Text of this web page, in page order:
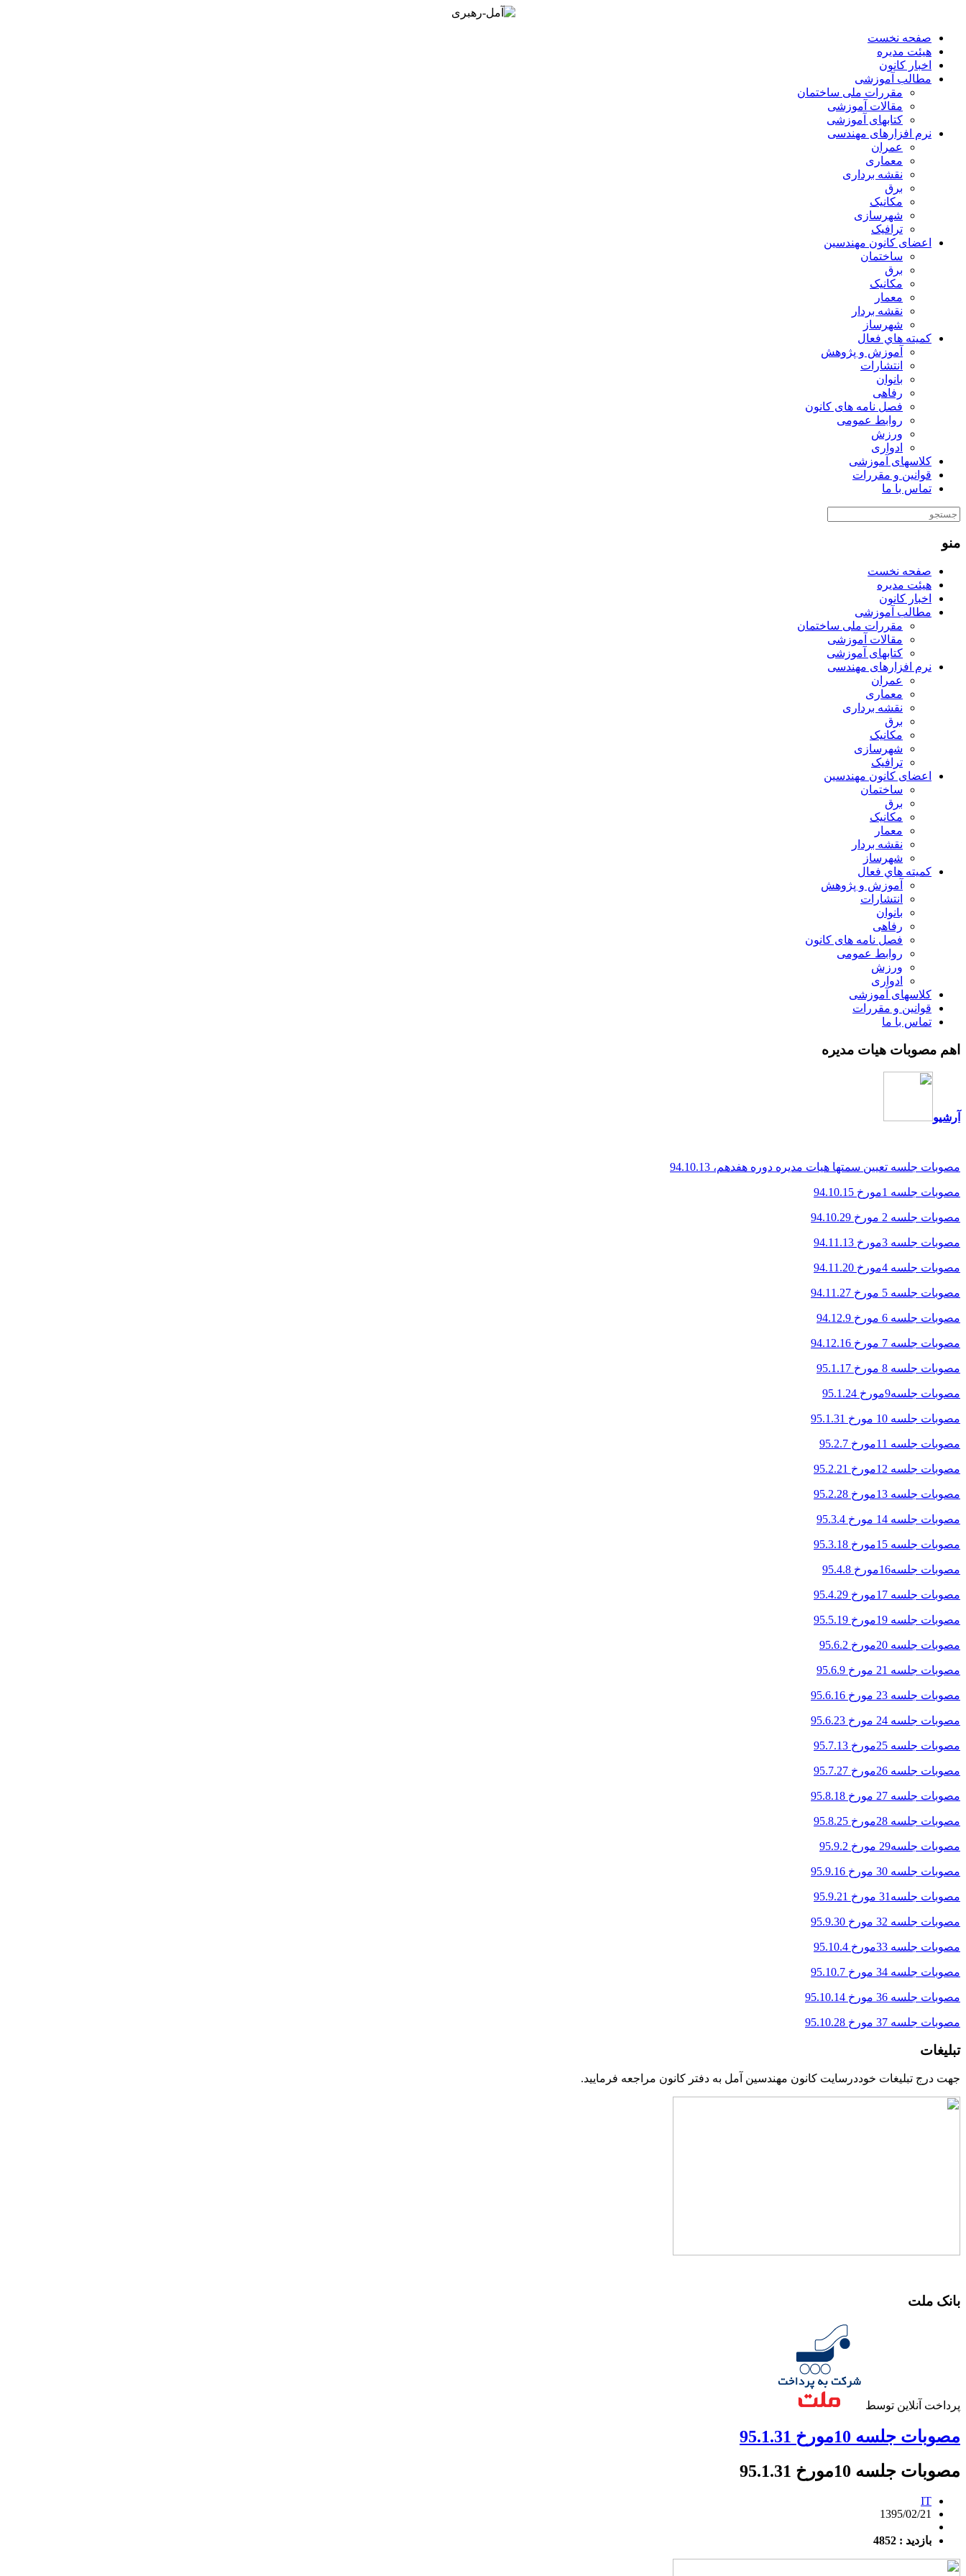
صفحه نخست
هیئت مدیره
اخبار کانون
مطالب آموزشی
مقررات ملی ساختمان
مقالات آموزشی
کتابهای آموزشی
نرم افزارهای مهندسی
عمران
معماری
نقشه برداری
برق
مکانیک
شهرسازی
ترافیک
اعضای کانون مهندسین
ساختمان
برق
مکانیک
معمار
نقشه بردار
شهرساز
كميته هاي فعال
آموزش و پژوهش
انتشارات
بانوان
رفاهی
فصل نامه های کانون
روابط عمومی
ورزش
ادواری
کلاسهای آموزشی
قوانین و مقررات
تماس با ما
منو
صفحه نخست
هیئت مدیره
اخبار کانون
مطالب آموزشی
مقررات ملی ساختمان
مقالات آموزشی
کتابهای آموزشی
نرم افزارهای مهندسی
عمران
معماری
نقشه برداری
برق
مکانیک
شهرسازی
ترافیک
اعضای کانون مهندسین
ساختمان
برق
مکانیک
معمار
نقشه بردار
شهرساز
كميته هاي فعال
آموزش و پژوهش
انتشارات
بانوان
رفاهی
فصل نامه های کانون
روابط عمومی
ورزش
ادواری
کلاسهای آموزشی
قوانین و مقررات
تماس با ما
اهم مصوبات هیات مدیره
آرشیو
مصوبات جلسه تعیین سمتها هیات مدیره دوره هفدهم، 94.10.13
مصوبات جلسه 1مورخ 94.10.15
مصوبات جلسه 2 مورخ 94.10.29
مصوبات جلسه 3مورخ 94.11.13
مصوبات جلسه 4مورخ 94.11.20
مصوبات جلسه 5 مورخ 94.11.27
مصوبات جلسه 6 مورخ 94.12.9
مصوبات جلسه 7 مورخ 94.12.16
مصوبات جلسه 8 مورخ 95.1.17
مصوبات جلسه9مورخ 95.1.24
مصوبات جلسه 10 مورخ 95.1.31
مصوبات جلسه 11مورخ 95.2.7
مصوبات جلسه 12مورخ 95.2.21
مصوبات جلسه 13مورخ 95.2.28
مصوبات جلسه 14 مورخ 95.3.4
مصوبات جلسه 15مورخ 95.3.18
مصوبات جلسه16مورخ 95.4.8
مصوبات جلسه 17مورخ 95.4.29
مصوبات جلسه 19مورخ 95.5.19
مصوبات جلسه 20مورخ 95.6.2
مصوبات جلسه 21 مورخ 95.6.9
مصوبات جلسه 23 مورخ 95.6.16
مصوبات جلسه 24 مورخ 95.6.23
مصوبات جلسه 25مورخ 95.7.13
مصوبات جلسه 26مورخ 95.7.27
مصوبات جلسه 27 مورخ 95.8.18
مصوبات جلسه 28مورخ 95.8.25
مصوبات جلسه29 مورخ 95.9.2
مصوبات جلسه 30 مورخ 95.9.16
مصوبات جلسه31 مورخ 95.9.21
مصوبات جلسه 32 مورخ 95.9.30
مصوبات جلسه 33مورخ 95.10.4
مصوبات جلسه 34 مورخ 95.10.7
مصوبات جلسه 36 مورخ 95.10.14
مصوبات جلسه 37 مورخ 95.10.28
تبلیغات
جهت درج تبلیغات خوددرسایت کانون مهندسین آمل به دفتر کانون مراجعه فرمایید.
بانک ملت
پرداخت آنلاین توسط
مصوبات جلسه 10مورخ 95.1.31
مصوبات جلسه 10مورخ 95.1.31
IT
1395/02/21
بازدید : 4852